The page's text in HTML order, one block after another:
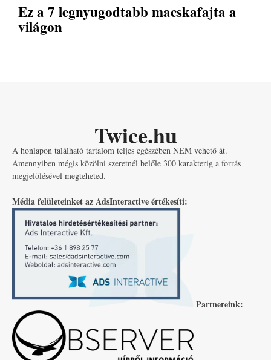
Ez a 7 legnyugodtabb macskafajta a
világon
Twice.hu
A honlapon található tartalom teljes egészében NEM vehető át.
Amennyiben mégis közölni szeretnél belőle 300 karakterig a forrás
megjelölésével megteheted.
Média felületeinket az AdsInteractive értékesíti:
Partnereink: